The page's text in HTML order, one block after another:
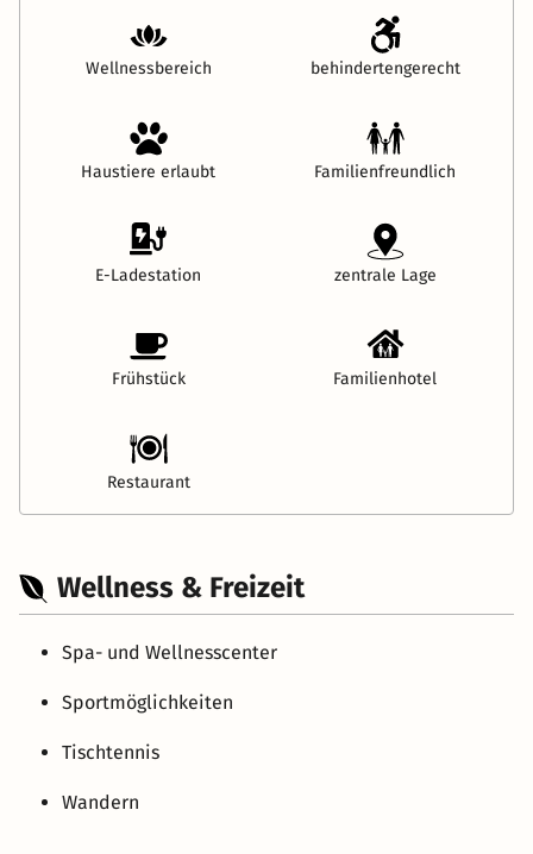
Wellnessbereich behindertengerecht
Haustiere erlaubt Familienfreundlich
E-Ladestation zentrale Lage
Frühstück Familienhotel
Restaurant
Wellness & Freizeit
Spa- und Wellnesscenter
Sportmöglichkeiten
Tischtennis
Wandern